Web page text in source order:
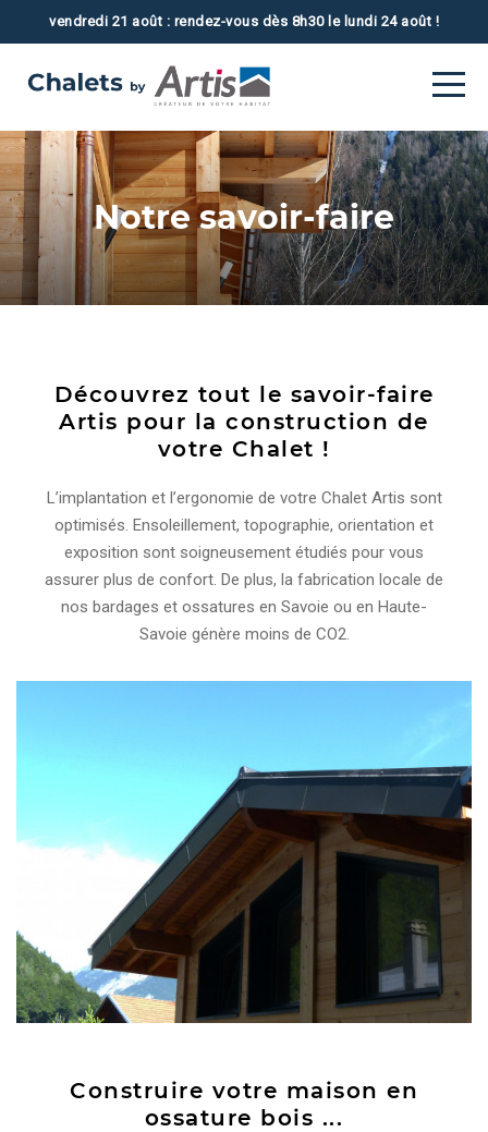
vendredi 21 août : rendez-vous dès 8h30 le lundi 24 août !
Notre savoir-faire
Découvrez tout le savoir-faire
Artis pour la construction de
votre Chalet !
L’implantation et l’ergonomie de votre Chalet Artis sont
optimisés. Ensoleillement, topographie, orientation et
exposition sont soigneusement étudiés pour vous
assurer plus de confort. De plus, la fabrication locale de
nos bardages et ossatures en Savoie ou en Haute-
Savoie génère moins de CO2.
Construire votre maison en
ossature bois ...